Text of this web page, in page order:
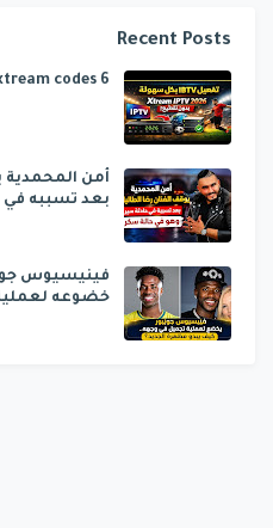
Recent Posts
6 xtream codes كود اكستريم 2026
أمن المحمدية
بعد تسببه في
فينيسيوس
خضوعه